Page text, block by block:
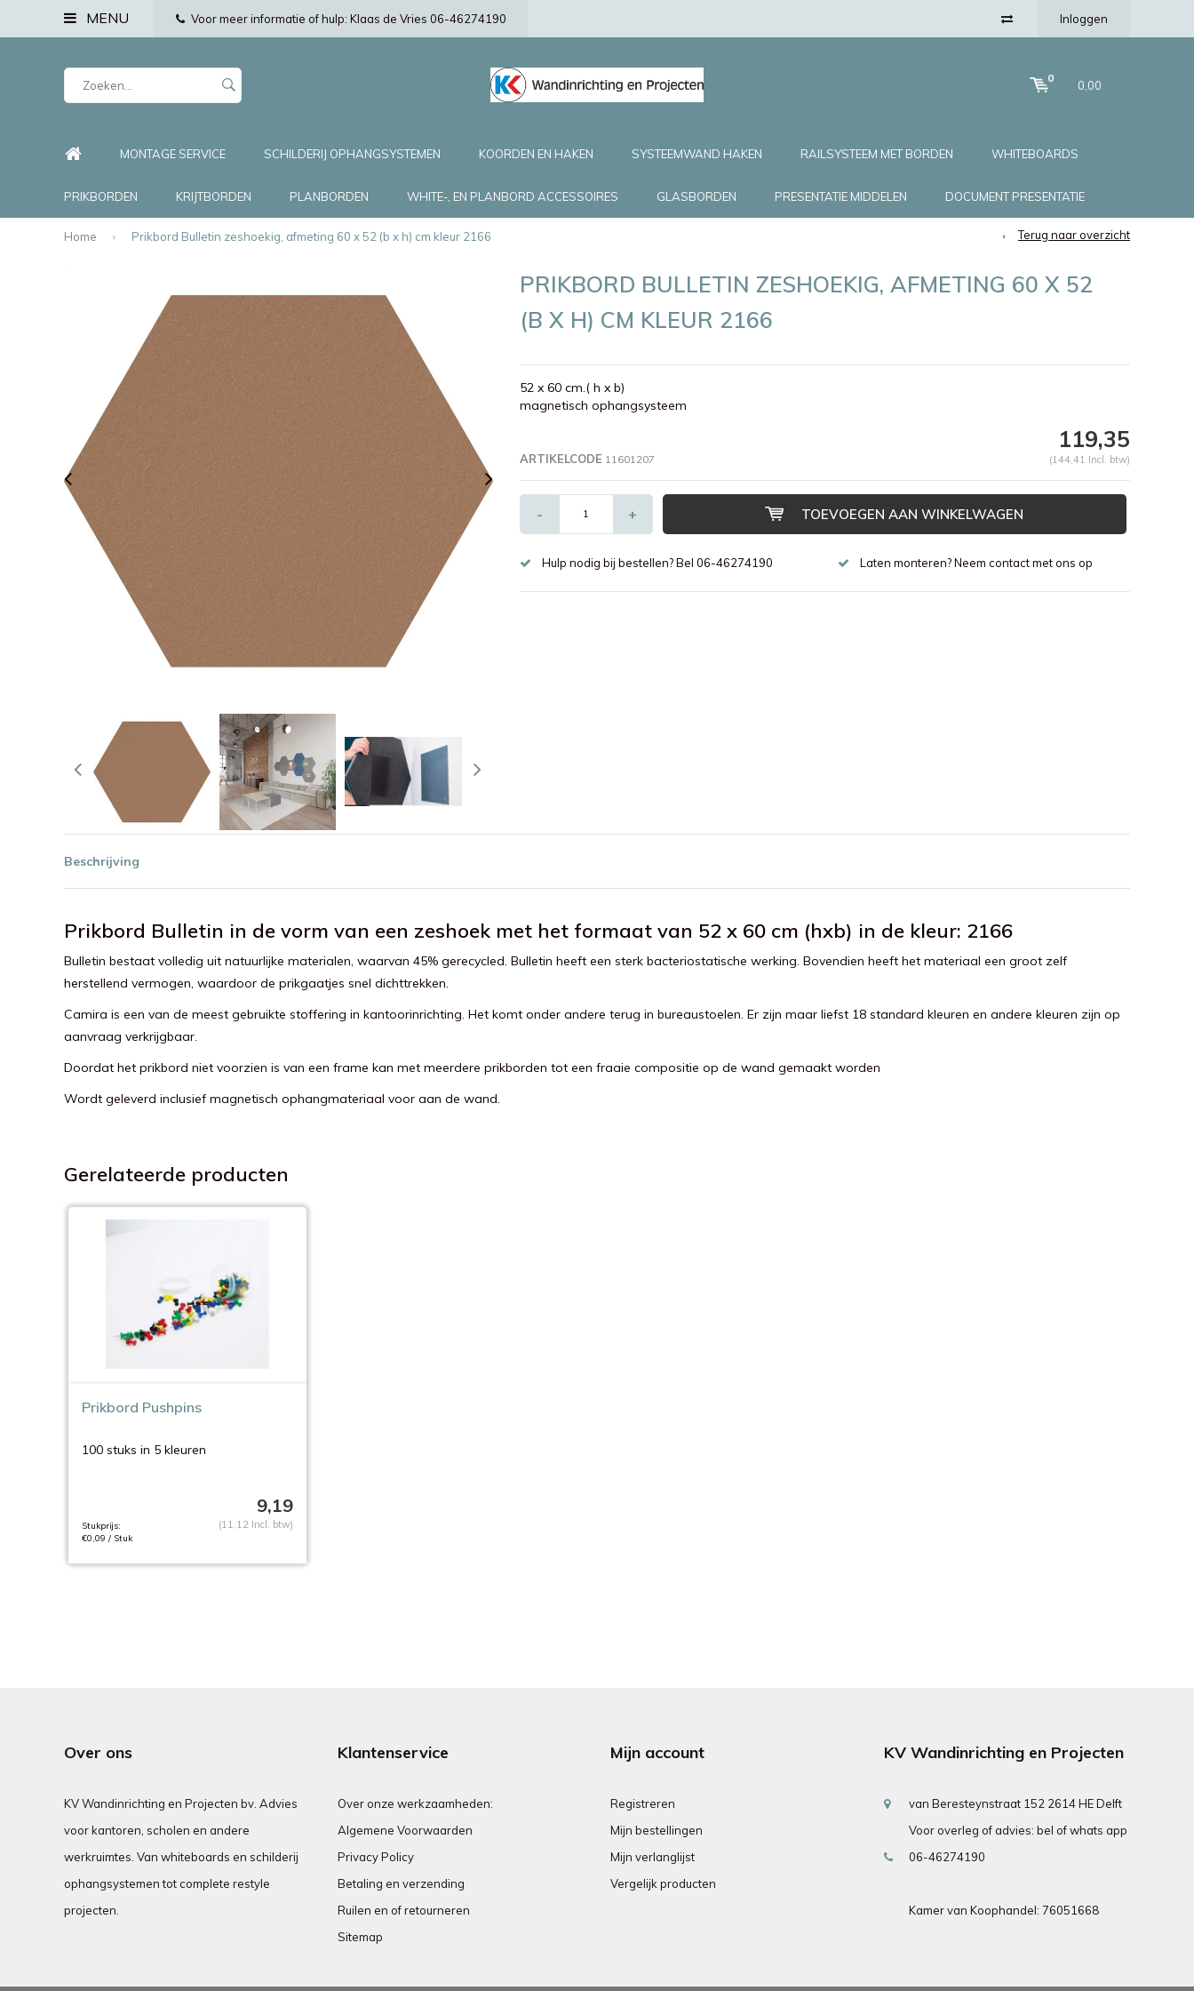
MENU Voor meer informatie of hulp: Klaas de Vries 06-46274190 Inloggen
0
0,00
MONTAGE SERVICE SCHILDERIJ OPHANGSYSTEMEN KOORDEN EN HAKEN SYSTEEMWAND HAKEN RAILSYSTEEM MET BORDEN WHITEBOARDS
PRIKBORDEN KRIJTBORDEN PLANBORDEN WHITE-, EN PLANBORD ACCESSOIRES GLASBORDEN PRESENTATIE MIDDELEN DOCUMENT PRESENTATIE
Home Prikbord Bulletin zeshoekig, afmeting 60 x 52 (b x h) cm kleur 2166 Terug naar overzicht
PRIKBORD BULLETIN ZESHOEKIG, AFMETING 60 X 52
(B X H) CM KLEUR 2166
52 x 60 cm.( h x b)
magnetisch ophangsysteem
ARTIKELCODE 11601207
119,35
(144,41 Incl. btw)
- + TOEVOEGEN AAN WINKELWAGEN
Hulp nodig bij bestellen? Bel 06-46274190 Laten monteren? Neem contact met ons op
Beschrijving
Prikbord Bulletin in de vorm van een zeshoek met het formaat van 52 x 60 cm (hxb) in de kleur: 2166
Bulletin bestaat volledig uit natuurlijke materialen, waarvan 45% gerecycled. Bulletin heeft een sterk bacteriostatische werking. Bovendien heeft het materiaal een groot zelf
herstellend vermogen, waardoor de prikgaatjes snel dichttrekken.
Camira is een van de meest gebruikte stoffering in kantoorinrichting. Het komt onder andere terug in bureaustoelen. Er zijn maar liefst 18 standard kleuren en andere kleuren zijn op
aanvraag verkrijgbaar.
Doordat het prikbord niet voorzien is van een frame kan met meerdere prikborden tot een fraaie compositie op de wand gemaakt worden
Wordt geleverd inclusief magnetisch ophangmateriaal voor aan de wand.
Gerelateerde producten
Prikbord Pushpins
100 stuks in 5 kleuren
9,19
Stukprijs:
€0,09 / Stuk
(11,12 Incl. btw)
Over ons
KV Wandinrichting en Projecten bv. Advies
voor kantoren, scholen en andere
werkruimtes. Van whiteboards en schilderij
ophangsystemen tot complete restyle
projecten.
Klantenservice
Over onze werkzaamheden:
Algemene Voorwaarden
Privacy Policy
Betaling en verzending
Ruilen en of retourneren
Sitemap
Mijn account
Registreren
Mijn bestellingen
Mijn verlanglijst
Vergelijk producten
KV Wandinrichting en Projecten
van Beresteynstraat 152 2614 HE Delft
Voor overleg of advies: bel of whats app
06-46274190
Kamer van Koophandel: 76051668